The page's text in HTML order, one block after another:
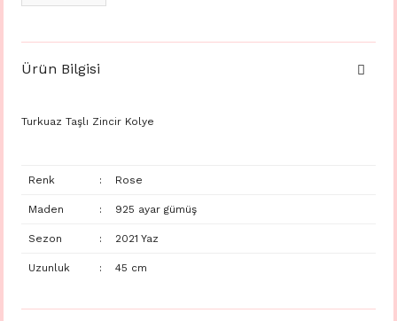
Ürün Bilgisi
Turkuaz Taşlı Zincir Kolye
Renk : Rose
Maden : 925 ayar gümüş
Sezon : 2021 Yaz
Uzunluk : 45 cm